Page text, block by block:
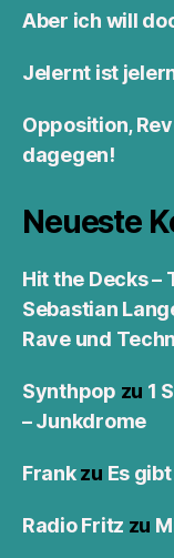
Aber ich will
Jelernt ist
Opposition,
dagegen!
Neueste
Hit the Decks –
Sebastian
Rave und
Synthpop zu 1
– Junkdrome
Frankzu Es
Radio Fritz zu